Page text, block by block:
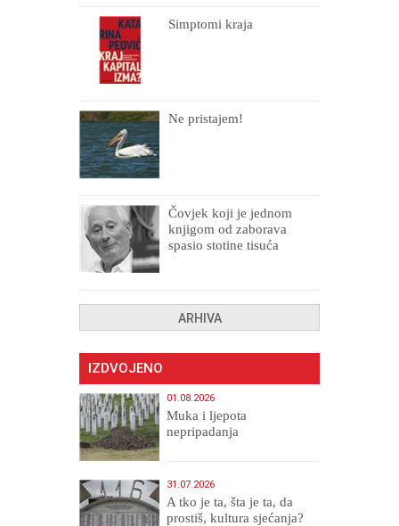
Simptomi kraja
Ne pristajem!
Čovjek koji je jednom
knjigom od zaborava
spasio stotine tisuća
ARHIVA
IZDVOJENO
01.08.2026
Muka i ljepota
nepripadanja
31.07.2026
A tko je ta, šta je ta, da
prostiš, kultura sjećanja?